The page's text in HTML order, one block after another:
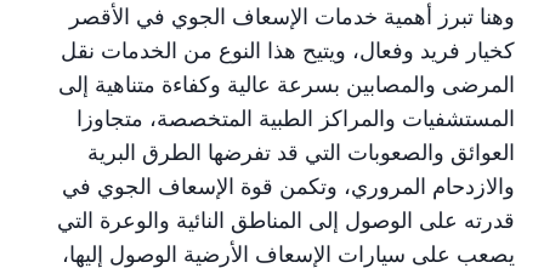
وهنا تبرز أهمية خدمات الإسعاف الجوي في الأقصر
كخيار فريد وفعال، ويتيح هذا النوع من الخدمات نقل
المرضى والمصابين بسرعة عالية وكفاءة متناهية إلى
المستشفيات والمراكز الطبية المتخصصة، متجاوزا
العوائق والصعوبات التي قد تفرضها الطرق البرية
والازدحام المروري، وتكمن قوة الإسعاف الجوي في
قدرته على الوصول إلى المناطق النائية والوعرة التي
يصعب على سيارات الإسعاف الأرضية الوصول إليها،